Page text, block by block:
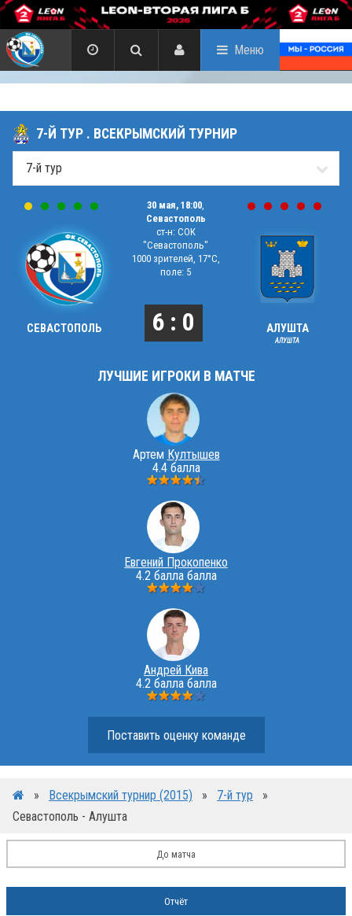
Меню
7-Й ТУР . ВСЕКРЫМСКИЙ ТУРНИР
СЕВАСТОПОЛЬ
30 мая, 18:00
Севастополь
ст-н: СОК
"Севастополь"
1000 зрителей, 17°C,
поле: 5
6 : 0 АЛУШТА
АЛУШТА
ЛУЧШИЕ ИГРОКИ В МАТЧЕ
Артем Култышев
4.4 балла
Евгений Прокопенко
4.2 балла балла
Андрей Кива
4.2 балла балла
Поставить оценку команде
» Всекрымский турнир (2015) » 7-й тур
»
Севастополь - Алушта
До матча
Отчёт